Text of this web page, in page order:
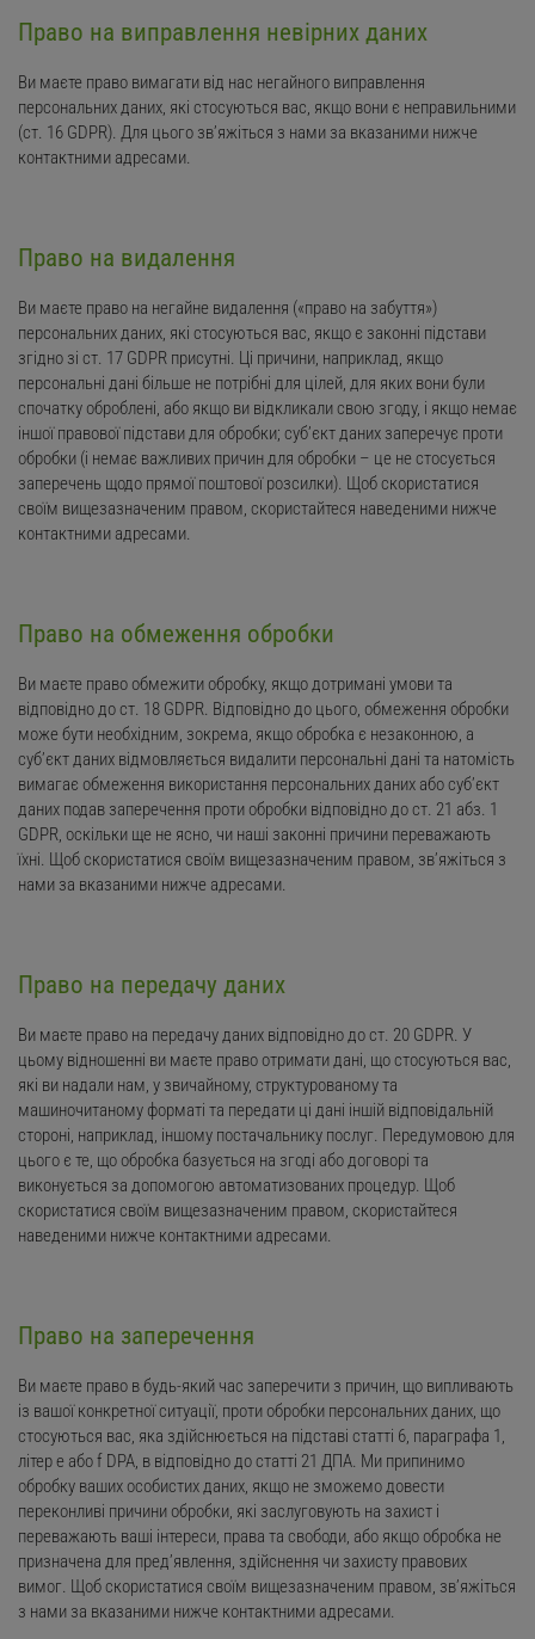
Право на виправлення невірних даних
Ви маєте право вимагати від нас негайного виправлення
персональних даних, які стосуються вас, якщо вони є неправильними
(ст. 16 GDPR). Для цього зв’яжіться з нами за вказаними нижче
контактними адресами.
Право на видалення
Ви маєте право на негайне видалення («право на забуття»)
персональних даних, які стосуються вас, якщо є законні підстави
згідно зі ст. 17 GDPR присутні. Ці причини, наприклад, якщо
персональні дані більше не потрібні для цілей, для яких вони були
спочатку оброблені, або якщо ви відкликали свою згоду, і якщо немає
іншої правової підстави для обробки; суб’єкт даних заперечує проти
обробки (і немає важливих причин для обробки – це не стосується
заперечень щодо прямої поштової розсилки). Щоб скористатися
своїм вищезазначеним правом, скористайтеся наведеними нижче
контактними адресами.
Право на обмеження обробки
Ви маєте право обмежити обробку, якщо дотримані умови та
відповідно до ст. 18 GDPR. Відповідно до цього, обмеження обробки
може бути необхідним, зокрема, якщо обробка є незаконною, а
суб’єкт даних відмовляється видалити персональні дані та натомість
вимагає обмеження використання персональних даних або суб’єкт
даних подав заперечення проти обробки відповідно до ст. 21 абз. 1
GDPR, оскільки ще не ясно, чи наші законні причини переважають
їхні. Щоб скористатися своїм вищезазначеним правом, зв’яжіться з
нами за вказаними нижче адресами.
Право на передачу даних
Ви маєте право на передачу даних відповідно до ст. 20 GDPR. У
цьому відношенні ви маєте право отримати дані, що стосуються вас,
які ви надали нам, у звичайному, структурованому та
машиночитаному форматі та передати ці дані іншій відповідальній
стороні, наприклад, іншому постачальнику послуг. Передумовою для
цього є те, що обробка базується на згоді або договорі та
виконується за допомогою автоматизованих процедур. Щоб
скористатися своїм вищезазначеним правом, скористайтеся
наведеними нижче контактними адресами.
Право на заперечення
Ви маєте право в будь-який час заперечити з причин, що випливають
із вашої конкретної ситуації, проти обробки персональних даних, що
стосуються вас, яка здійснюється на підставі статті 6, параграфа 1,
літер e або f DPA, в відповідно до статті 21 ДПА. Ми припинимо
обробку ваших особистих даних, якщо не зможемо довести
переконливі причини обробки, які заслуговують на захист і
переважають ваші інтереси, права та свободи, або якщо обробка не
призначена для пред’явлення, здійснення чи захисту правових
вимог. Щоб скористатися своїм вищезазначеним правом, зв’яжіться
з нами за вказаними нижче контактними адресами.